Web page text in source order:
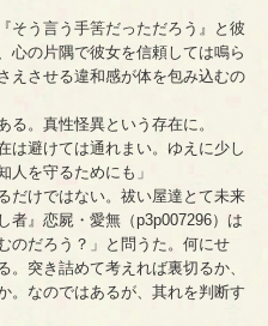
そう言う手筈だっただろう』と彼
心の片隅で彼女を信頼しては鳴ら
えさせる違和感が体を包み込むの
る。真性怪異という存在に。
避けては通れまい。ゆえに少し
人を守るためにも」
だけではない。祓い屋達とて未来
者』恋屍・愛無（p3p007296）は
のだろう？」と問うた。何にせ
。突き詰めて考えれば裏切るか、
。なのではあるが、其れを判断す